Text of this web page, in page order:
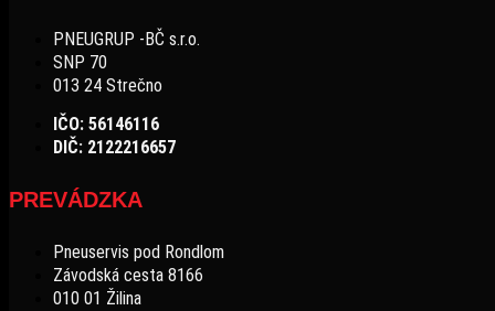
PNEUGRUP -BČ s.r.o.
SNP 70
013 24 Strečno
IČO: 56146116
DIČ: 2122216657
PREVÁDZKA
Pneuservis pod Rondlom
Závodská cesta 8166
010 01 Žilina